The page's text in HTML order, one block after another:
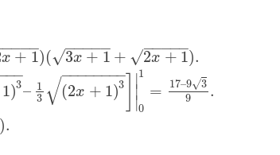
x + 1
−
−−− )( 3x + 1
− −
−−−
√ + 2x + 1
− −
−−−
√ ).
1)3
−
−
– 1
3
(2x + 1)3
− −
−−−−−−
√
∣
∣
∣
1
0
= 17–9 3
√
9
.
).